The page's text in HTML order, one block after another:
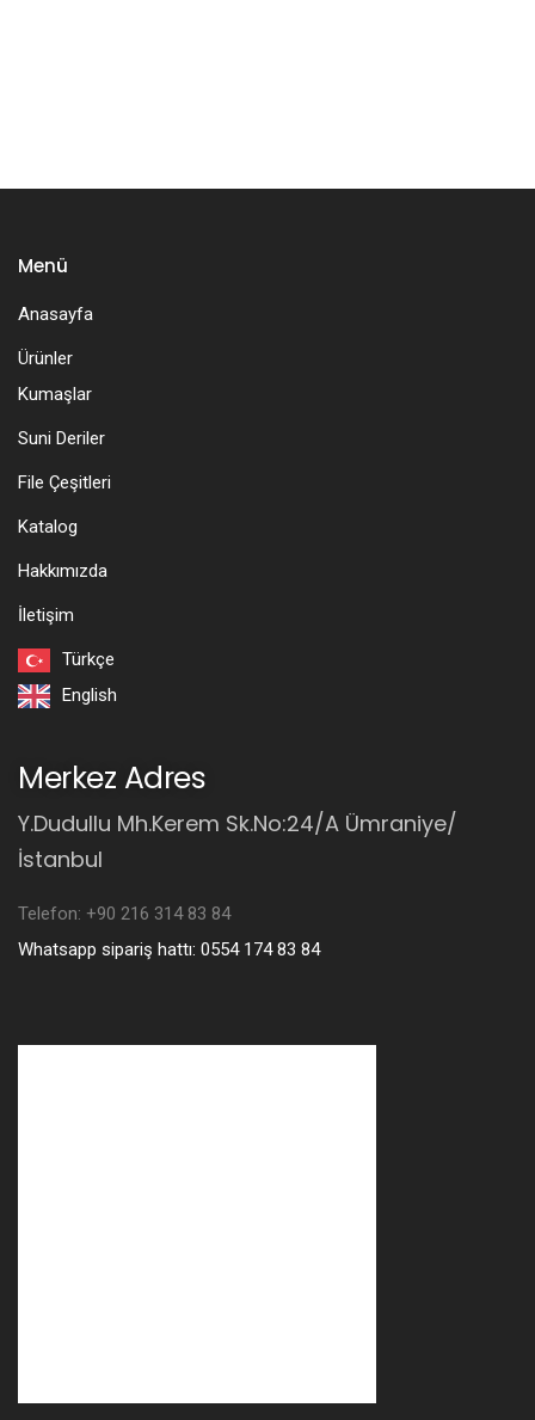
Merkez Adres
Y.Dudullu Mh.Kerem Sk.No:24/A Ümraniye/
İstanbul
Telefon: +90 216 314 83 84
Whatsapp sipariş hattı: 0554 174 83 84
Menü
Anasayfa
Ürünler
Kumaşlar
Suni Deriler
File Çeşitleri
Katalog
Hakkımızda
İletişim
Türkçe
English